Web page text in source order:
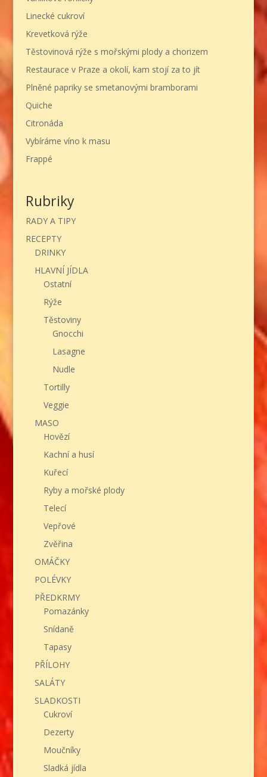
Linecké cukroví
Krevetková rýže
Těstovinová rýže s mořskými plody a chorizem
Restaurace v Praze a okolí, kam stojí za to jít
Plněné papriky se smetanovými bramborami
Quiche
Citronáda
Vybíráme víno k masu
Frappé
Rubriky
RADY A TIPY
RECEPTY
DRINKY
HLAVNÍ JÍDLA
Ostatní
Rýže
Těstoviny
Gnocchi
Lasagne
Nudle
Tortilly
Veggie
MASO
Hovězí
Kachní a husí
Kuřecí
Ryby a mořské plody
Telecí
Vepřové
Zvěřina
OMÁČKY
POLÉVKY
PŘEDKRMY
Pomazánky
Snídaně
Tapasy
PŘÍLOHY
SALÁTY
SLADKOSTI
Cukroví
Dezerty
Moučníky
Sladká jídla